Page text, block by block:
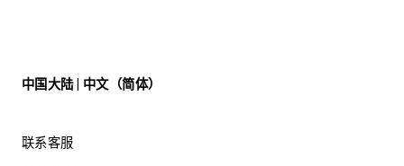
中国大陆 | 中文（简体）
联系客服